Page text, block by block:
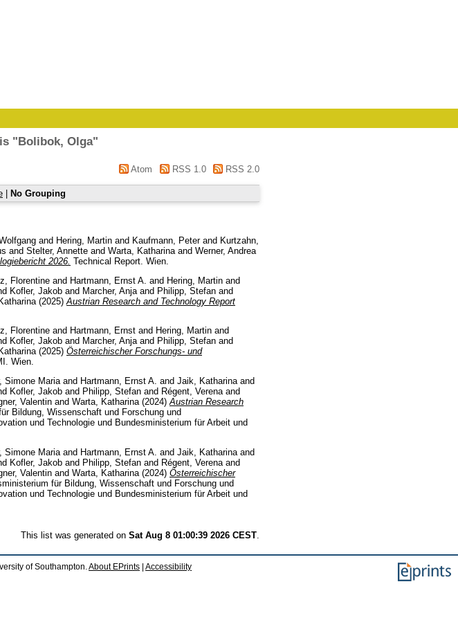
"Bolibok, Olga"
Atom RSS 1.0 RSS 2.0
No Grouping
and Hering, Martin and Kaufmann, Peterand Kurtzahn,
and Stelter, Annette and Warta, Katharina and Werner, Andrea
2026. Technical Report. Wien.
Florentine and Hartmann, Ernst A. and Hering, Martin and
Kofler, Jakob and Marcher, Anja and Philipp, Stefan and
(2025) Austrian Research and Technology Report
Florentine and Hartmann, Ernst and Hering, Martin and
Kofler, Jakob and Marcher, Anjaand Philipp, Stefan and
(2025) Österreichischer Forschungs- und
Wien.
Simone Mariaand Hartmann, Ernst A. and Jaik, Katharinaand
Kofler, Jakob and Philipp, Stefan and Régent, Verenaand
Valentin and Warta, Katharina(2024)Austrian Research
Bildung, Wissenschaft und Forschung und
und Technologie und Bundesministerium für Arbeit und
Simone Maria and Hartmann, Ernst A. and Jaik, Katharina and
Kofler, Jakob and Philipp, Stefan and Régent, Verena and
Valentin and Warta, Katharina (2024) Österreichischer
für Bildung, Wissenschaft und Forschung und
und Technologie und Bundesministerium für Arbeit und
This list was generated on Sat Aug 8 01:00:39 2026 CEST
of Southampton. About EPrints Accessibility